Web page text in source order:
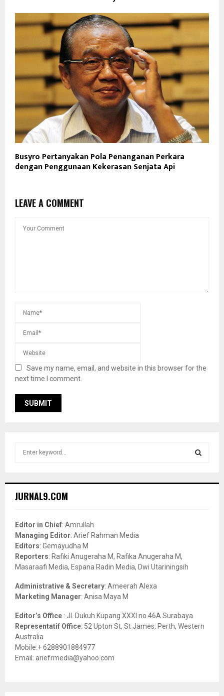
Busyro Pertanyakan Pola Penanganan Perkara
dengan Penggunaan Kekerasan Senjata Api
LEAVE A COMMENT
Save my name, email, and website in this browser for the
next time I comment.
h
o
r
:
JURNAL9.COM
Editor in Chief: Amrullah
Managing Editor: Arief Rahman Media
Editors: Gemayudha M
Reporters: Rafiki Anugeraha M, Rafika Anugeraha M,
Masaraafi Media, Espana Radin Media, Dwi Utariningsih
Administrative & Secretary: Ameerah Alexa
Marketing Manager: Anisa Maya M
Editor’s Office : Jl. Dukuh Kupang XXXI no.46A Surabaya
Representatif Office: 52 Upton St, St James, Perth, Western
Australia
Mobile:+ 6288901884977
Email: ariefrmedia@yahoo.com